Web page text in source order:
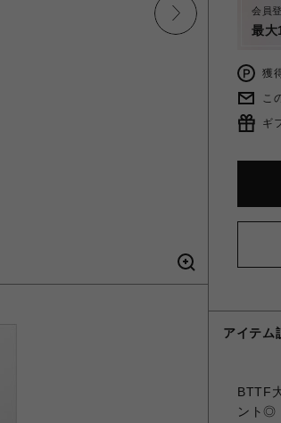
会員
最大
獲
こ
ギ
アイテム
BTTF
ント◎